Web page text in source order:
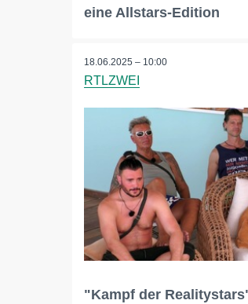
eine Allstars-Edition
18.06.2025 – 10:00
RTLZWEI
"Kampf der